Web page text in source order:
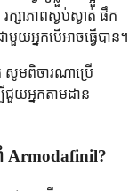
សាភាពស្ងប់ស្ងាត់ ផឹក
យអ្នកបើអាចធ្វើបាន។
សូមពិចារណាប្រើ
យអ្នកតាមដាន
ាំ Armodafinil?